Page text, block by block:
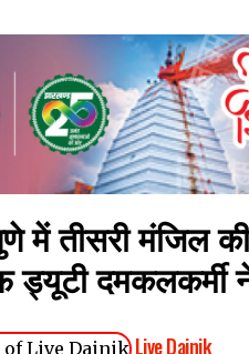
में तीसरी मंजिल
दमकलकर्मी
Live Dainik